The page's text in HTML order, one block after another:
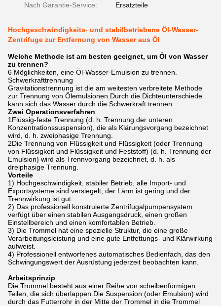
Nach Garantie-Service: Ersatzteile
Hochgeschwindigkeits- und stabilbetriebene Öl-Wasser-
Zentrifuge zur Entfernung von Wasser aus Öl
Welche Methode ist am besten geeignet, um Öl von Wasser
zu trennen?
6 Möglichkeiten, eine Öl-Wasser-Emulsion zu trennen.
Schwerkrafttrennung
Gravitationstrennung ist die am weitesten verbreitete Methode
zur Trennung von Ölemulsionen.Durch die Dichteunterschiede
kann sich das Wasser durch die Schwerkraft trennen..
Zwei Operationsverfahren
1Flüssig-feste Trennung (d. h. Trennung der unteren
Konzentrationssuspension), die als Klärungsvorgang bezeichnet
wird, d. h. zweiphasige Trennung.
2Die Trennung von Flüssigkeit und Flüssigkeit (oder Trennung
von Flüssigkeit und Flüssigkeit und Feststoff) (d. h. Trennung der
Emulsion) wird als Trennvorgang bezeichnet, d. h. als
dreiphasige Trennung.
Vorteile
1) Hochgeschwindigkeit, stabiler Betrieb, alle Import- und
Exportsysteme sind versiegelt, der Lärm ist gering und der
Trennwirkung ist gut.
2) Das professionell konstruierte Zentrifugalpumpensystem
verfügt über einen stabilen Ausgangsdruck, einen großen
Einstellbereich und einen komfortablen Betrieb.
3) Die Trommel hat eine spezielle Struktur, die eine große
Verarbeitungsleistung und eine gute Entfettungs- und Klärwirkung
aufweist.
4) Professionell entworfenes automatisches Bedienfach, das den
Schwingungswert der Ausrüstung jederzeit beobachten kann.
Arbeitsprinzip
Die Trommel besteht aus einer Reihe von scheibenförmigen
Teilen, die sich überlappen.Die Suspension (oder Emulsion) wird
durch das Futterrohr in der Mitte der Trommel in die Trommel